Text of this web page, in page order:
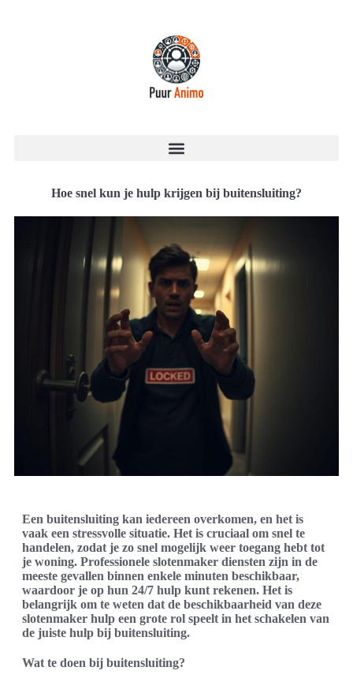
Hoe snel kun je hulp krijgen bij buitensluiting?
Een buitensluiting kan iedereen overkomen, en het is
vaak een stressvolle situatie. Het is cruciaal om snel te
handelen, zodat je zo snel mogelijk weer toegang hebt tot
je woning. Professionele slotenmaker diensten zijn in de
meeste gevallen binnen enkele minuten beschikbaar,
waardoor je op hun 24/7 hulp kunt rekenen. Het is
belangrijk om te weten dat de beschikbaarheid van deze
slotenmaker hulp een grote rol speelt in het schakelen van
de juiste hulp bij buitensluiting.
Wat te doen bij buitensluiting?